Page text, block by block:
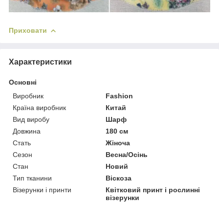
Приховати
Характеристики
Основні
Виробник
Fashion
Країна виробник
Китай
Вид виробу
Шарф
Довжина
180 см
Стать
Жіноча
Сезон
Весна/Осінь
Стан
Новий
Тип тканини
Віскоза
Візерунки і принти
Квітковий принт і рослинні
візерунки